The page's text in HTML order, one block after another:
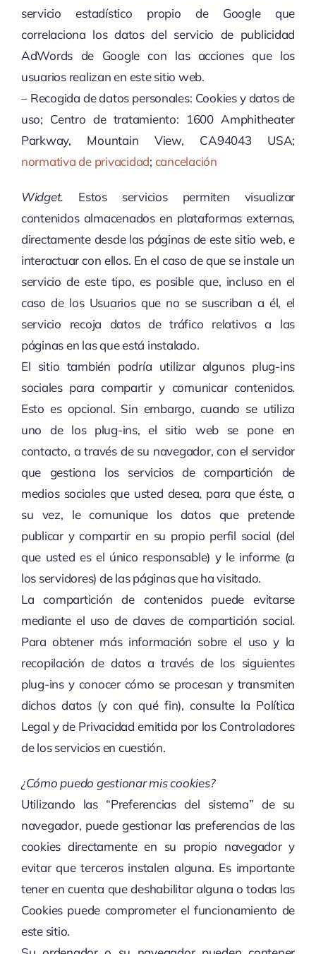
servicio estadístico propio de Google que
correlaciona los datos del servicio de publicidad
AdWords de Google con las acciones que los
usuarios realizan en este sitio web.
– Recogida de datos personales: Cookies y datos de
uso; Centro de tratamiento: 1600 Amphitheater
Parkway, Mountain View, CA94043 USA;
normativa de privacidad; cancelación
Widget. Estos servicios permiten visualizar
contenidos almacenados en plataformas externas,
directamente desde las páginas de este sitio web, e
interactuar con ellos. En el caso de que se instale un
servicio de este tipo, es posible que, incluso en el
caso de los Usuarios que no se suscriban a él, el
servicio recoja datos de tráfico relativos a las
páginas en las que está instalado.
El sitio también podría utilizar algunos plug-ins
sociales para compartir y comunicar contenidos.
Esto es opcional. Sin embargo, cuando se utiliza
uno de los plug-ins, el sitio web se pone en
contacto, a través de su navegador, con el servidor
que gestiona los servicios de compartición de
medios sociales que usted desea, para que éste, a
su vez, le comunique los datos que pretende
publicar y compartir en su propio perfil social (del
que usted es el único responsable) y le informe (a
los servidores) de las páginas que ha visitado.
La compartición de contenidos puede evitarse
mediante el uso de claves de compartición social.
Para obtener más información sobre el uso y la
recopilación de datos a través de los siguientes
plug-ins y conocer cómo se procesan y transmiten
dichos datos (y con qué fin), consulte la Política
Legal y de Privacidad emitida por los Controladores
de los servicios en cuestión.
¿Cómo puedo gestionar mis cookies?
Utilizando las “Preferencias del sistema” de su
navegador, puede gestionar las preferencias de las
cookies directamente en su propio navegador y
evitar que terceros instalen alguna. Es importante
tener en cuenta que deshabilitar alguna o todas las
Cookies puede comprometer el funcionamiento de
este sitio.